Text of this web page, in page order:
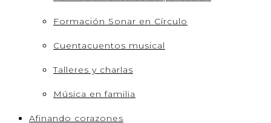
Formación Sonar en Círculo
Cuentacuentos musical
Talleres y charlas
Música en familia
Afinando corazones